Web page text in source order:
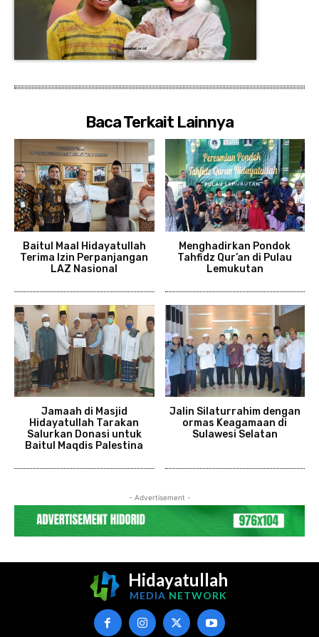
Baca Terkait Lainnya
Baitul Maal Hidayatullah
Terima Izin Perpanjangan
LAZ Nasional
Menghadirkan Pondok
Tahfidz Qur’an di Pulau
Lemukutan
Jamaah di Masjid
Hidayatullah Tarakan
Salurkan Donasi untuk
Baitul Maqdis Palestina
Jalin Silaturrahim dengan
ormas Keagamaan di
Sulawesi Selatan
- Advertisement -
Hidayatullah
MEDIA NETWORK